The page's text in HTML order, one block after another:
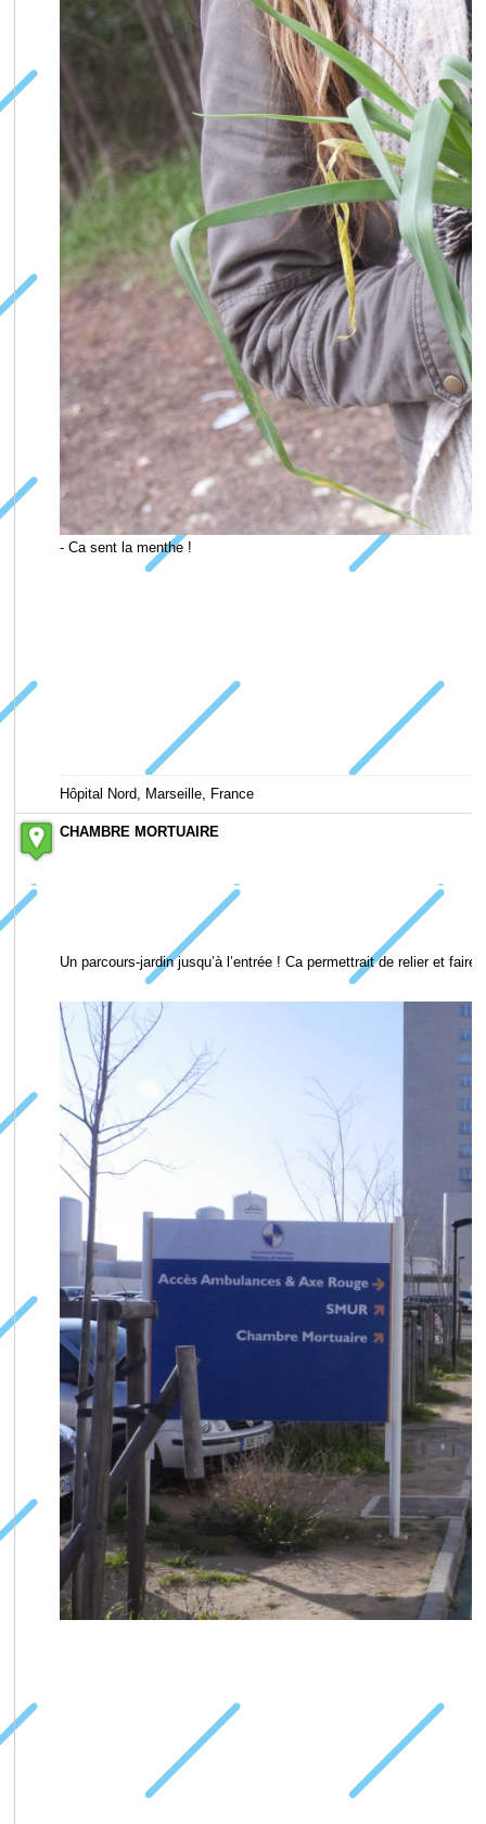
- Ca sent la menthe !
Hôpital Nord, Marseille, France
CHAMBRE MORTUAIRE
Un parcours-jardin jusqu’à l’entrée ! Ca permettrait de relier et